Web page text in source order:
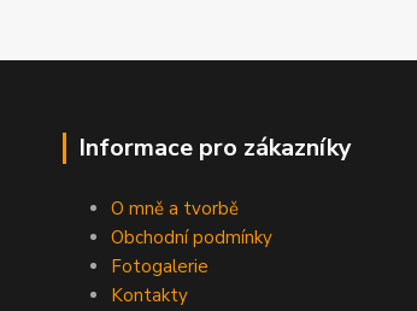
Informace pro zákazníky
O mně a tvorbě
Obchodní podmínky
Fotogalerie
Kontakty